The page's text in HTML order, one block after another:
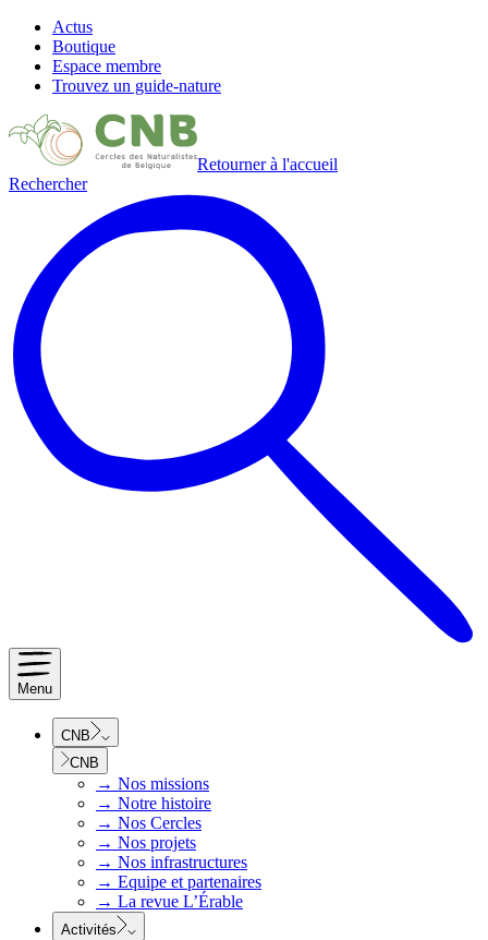
Actus
Boutique
Espace membre
Trouvez un guide-nature
Retourner à l'accueil
Rechercher
Menu
CNB
CNB
→ Nos missions
→ Notre histoire
→ Nos Cercles
→ Nos projets
→ Nos infrastructures
→ Equipe et partenaires
→ La revue L’Érable
Activités